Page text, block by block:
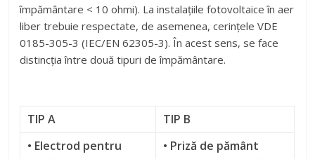
împământare < 10 ohmi). La instalațiile fotovoltaice în aer
liber trebuie respectate, de asemenea, cerințele VDE
0185-305-3 (IEC/EN 62305-3). În acest sens, se face
distincția între două tipuri de împământare.
TIP A
TIP B
• Electrod pentru
• Priză de pământ